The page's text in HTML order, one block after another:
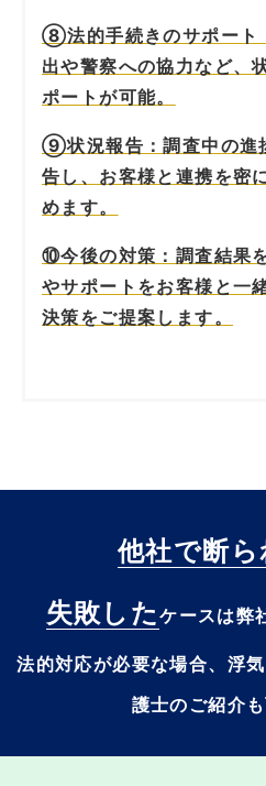
⑧法的手続きのサポート
出や警察への協力など、
ポートが可能。
⑨状況報告：調査中の進
告し、お客様と連携を密
めます。
⑩今後の対策：調査結果
やサポートをお客様と一
決策をご提案します。
他社で断ら
失敗したケースは弊
法的対応が必要な場合、浮
護士のご紹介も